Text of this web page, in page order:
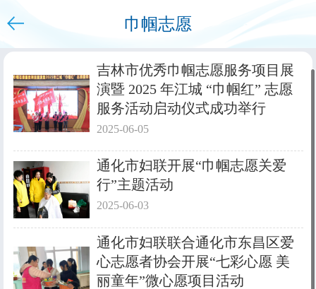
巾帼志愿
下拉刷新
吉林市优秀巾帼志愿服务项目展
演暨 2025 年江城 “巾帼红” 志愿
服务活动启动仪式成功举行
2025-06-05
通化市妇联开展“巾帼志愿关爱
行”主题活动
2025-06-03
通化市妇联联合通化市东昌区爱
心志愿者协会开展“七彩心愿 美
丽童年”微心愿项目活动